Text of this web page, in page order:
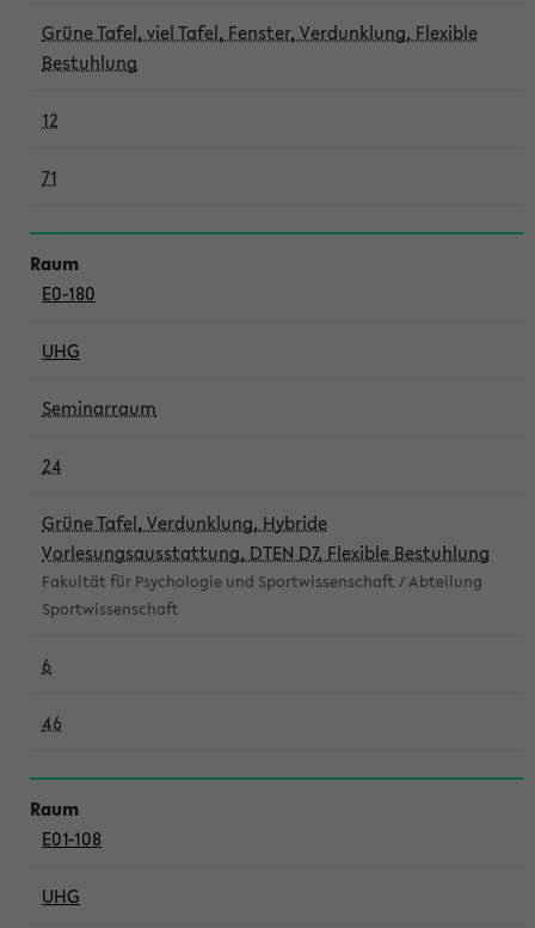
Grüne Tafel, viel Tafel, Fenster, Verdunklung, Flexible
Bestuhlung
12
71
E0-180
UHG
Seminarraum
24
Grüne Tafel, Verdunklung, Hybride
Vorlesungsausstattung, DTEN D7, Flexible Bestuhlung
Fakultät für Psychologie und Sportwissenschaft / Abteilung
Sportwissenschaft
6
46
E01-108
UHG